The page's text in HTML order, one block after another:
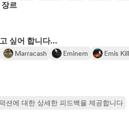
르
싶어 합니다…
Marracash Eminem Emis
션에 대한 상세한 피드백을 제공합니다